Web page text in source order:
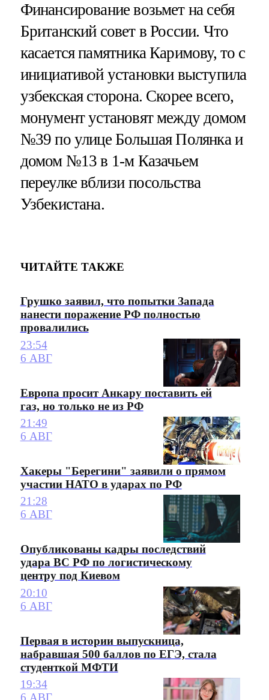
Финансирование возьмет на себя
Британский совет в России. Что
касается памятника Каримову, то с
инициативой установки выступила
узбекская сторона. Скорее всего,
монумент установят между домом
№39 по улице Большая Полянка и
домом №13 в 1-м Казачьем
переулке вблизи посольства
Узбекистана.
ЧИТАЙТЕ ТАКЖЕ
Грушко заявил, что попытки Запада
нанести поражение РФ полностью
провалились
23:54
6 АВГ
Европа просит Анкару поставить ей
газ, но только не из РФ
21:49
6 АВГ
Хакеры "Берегини" заявили о прямом
участии НАТО в ударах по РФ
21:28
6 АВГ
Опубликованы кадры последствий
удара ВС РФ по логистическому
центру под Киевом
20:10
6 АВГ
Первая в истории выпускница,
набравшая 500 баллов по ЕГЭ, стала
студенткой МФТИ
19:34
6 АВГ